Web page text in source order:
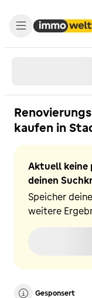
kaufen in
Aktuell keine
deinen
Speicher
weitere
Gesponsert